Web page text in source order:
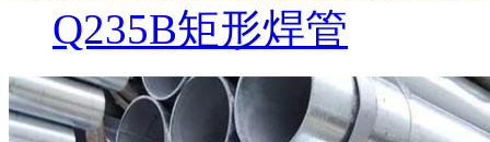
Q235B矩形焊管